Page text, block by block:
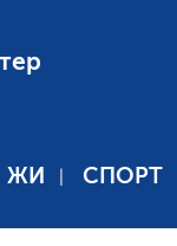
ЖИ СПОРТ